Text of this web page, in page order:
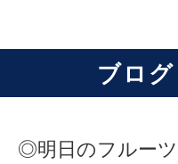
ブロ
◎明日のフルーツ